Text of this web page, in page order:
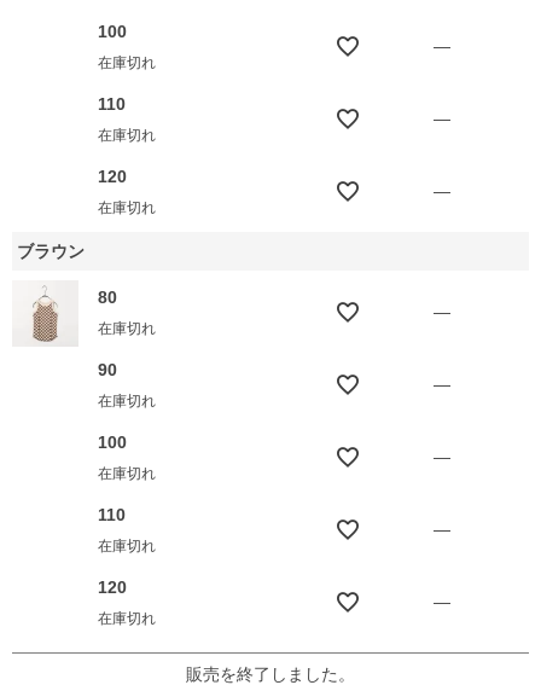
100
在庫切れ
—
110
在庫切れ
—
120
在庫切れ
—
ブラウン
80
在庫切れ
—
90
在庫切れ
—
100
在庫切れ
—
110
在庫切れ
—
120
在庫切れ
—
販売を終了しました。